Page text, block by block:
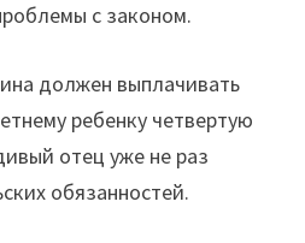
с законом.
должен выплачивать
ребенку четвертую
отец уже не раз
обязанностей.